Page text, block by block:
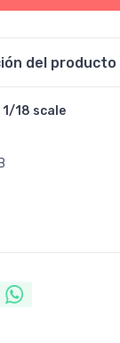
del producto
18 scale